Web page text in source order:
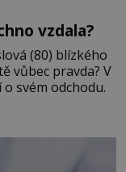
vzdala?
(80) blízkého
vůbec pravda? V
svém odchodu.